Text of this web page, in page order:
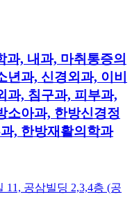
과, 내과, 마취통증의
과, 신경외과, 이비
과, 침구과, 피부과,
소아과, 한방신경정
, 한방재활의학과
11, 공삼빌딩 2,3,4층 (공